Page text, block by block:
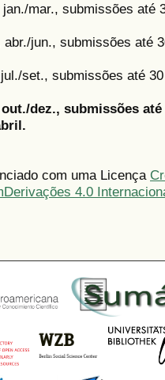
mar., submissões até
jun., submissões até
set., submissões até
dez., submissões
com uma Licença
4.0